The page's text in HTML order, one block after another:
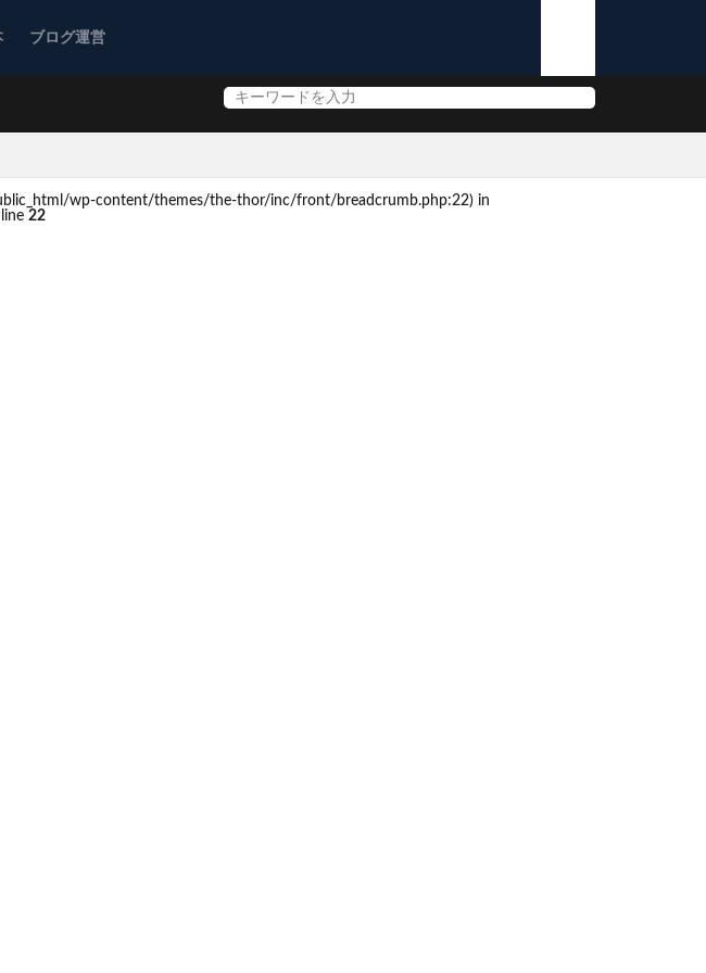
ブログ運営
wp-content/themes/the-thor/inc/front/breadcrumb.php:22) in
22